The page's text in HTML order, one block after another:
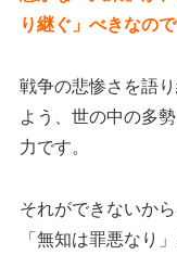
り継ぐ」べきなので
戦争の悲惨さを語
よう、世の中の多
力です。
それができないか
「無知は罪悪なり